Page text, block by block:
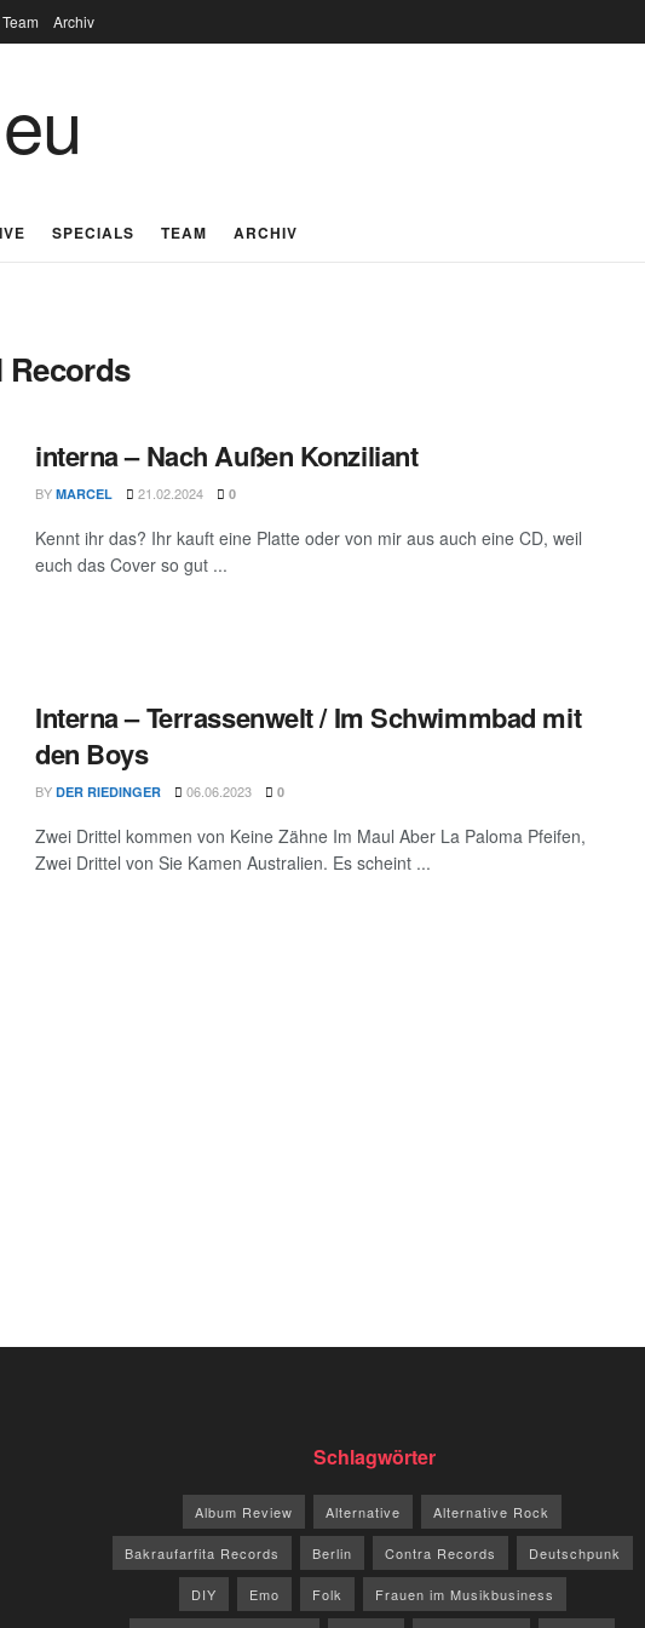
Team Archiv
SPECIALS TEAM ARCHIV
Records
interna – Nach Außen Konziliant
BY MARCEL 21.02.2024 0
Kennt ihr das? Ihr kauft eine Platte oder von mir aus auch eine CD, weil
euch das Cover so gut ...
Interna – Terrassenwelt / Im Schwimmbad mit
den Boys
BY DER RIEDINGER 06.06.2023 0
Zwei Drittel kommen von Keine Zähne Im Maul Aber La Paloma Pfeifen,
Zwei Drittel von Sie Kamen Australien. Es scheint ...
Schlagwörter
Album Review Alternative Alternative Rock
Bakraufarfita Records Berlin Contra Records Deutschpunk
DIY Emo Folk Frauen im Musikbusiness